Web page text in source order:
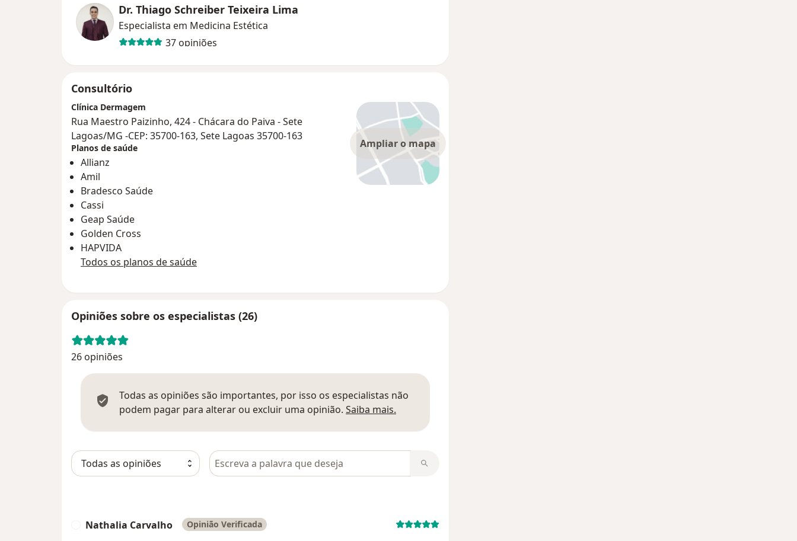
Dr. Thiago Schreiber Teixeira Lima
Especialista em Medicina Estética
37 opiniões
Consultório
Ampliar o mapa
Clínica Dermagem
Rua Maestro Paizinho, 424 - Chácara do Paiva - Sete
Lagoas/MG -CEP: 35700-163, Sete Lagoas 35700-163
Planos de saúde
Allianz
Amil
Bradesco Saúde
Cassi
Geap Saúde
Golden Cross
HAPVIDA
Todos os planos de saúde
Opiniões sobre os especialistas (26)
26 opiniões
Todas as opiniões são importantes, por isso os especialistas não
podem pagar para alterar ou excluir uma opinião. Saiba mais.
Pesquisar em opiniões
Nathalia Carvalho Opinião Verificada